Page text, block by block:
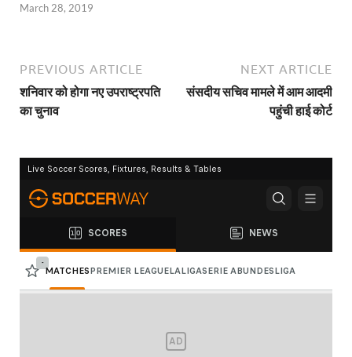
March 28, 2019
PREVIOUS ARTICLE
शनिवार को होगा नए उपराष्ट्रपति
का चुनाव
NEXT ARTICLE
संसदीय सचिव मामले में आम आदमी
पहुंची हाई कोर्ट